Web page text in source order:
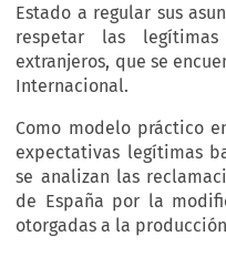
Estado a regular sus
respetar las
extranjeros, que se
Internacional.
Como modelo práctico
expectativas legítimas
se analizan las
de España por la
otorgadas a la